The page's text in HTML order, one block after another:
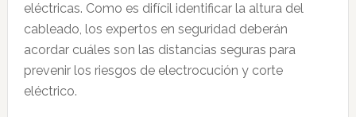
eléctricas. Como es difícil identificar la altura del
cableado, los expertos en seguridad deberán
acordar cuáles son las distancias seguras para
prevenir los riesgos de electrocución y corte
eléctrico.